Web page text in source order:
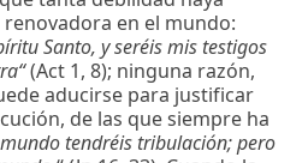
en el mundo:
Santo, y seréis mis testigos
(Act 1, 8); ninguna razón,
aducirse para justificar
de las que siempre ha
tendréis tribulación; pero